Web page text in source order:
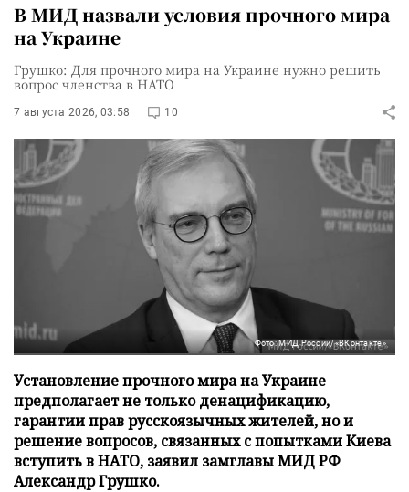
В МИД назвали условия прочного мира
на Украине
Грушко: Для прочного мира на Украине нужно решить
вопрос членства в НАТО
7 августа 2026, 03:58 10
Фото: МИД России/«ВКонтакте»
Установление прочного мира на Украине
предполагает не только денацификацию,
гарантии прав русскоязычных жителей, но и
решение вопросов, связанных с попытками Киева
вступить в НАТО, заявил замглавы МИД РФ
Александр Грушко.